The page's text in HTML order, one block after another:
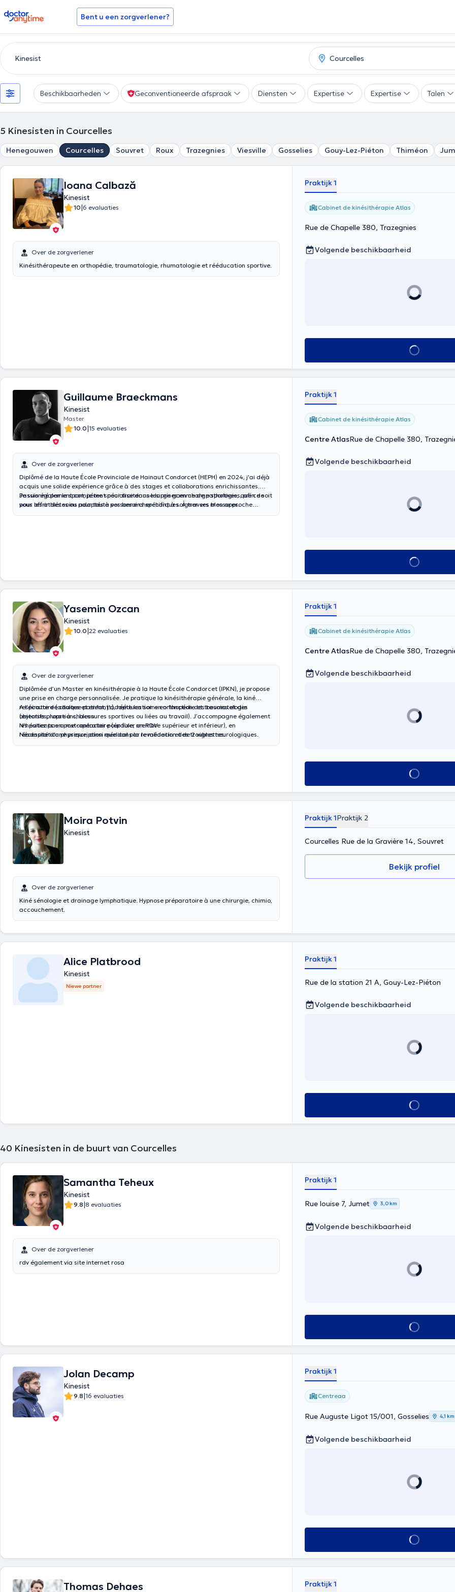
doctoranytime Bent u een zorgverlener?
Beschikbaarheden Geconventioneerde afspraak Diensten Expertise Expertise Talen
5 Kinesisten in Courcelles
Henegouwen Courcelles Souvret Roux Trazegnies Viesville Gosselies Gouy-Lez-Piéton Thiméon
Ioana Calbază
Kinesist
10|6 evaluaties
Over de zorgverlener
Kinésithérapeute en orthopédie, traumatologie, rhumatologie et rééducation sportive.
Praktijk 1
Cabinet de kinésithérapie Atlas
Rue de Chapelle 380, Trazegnies
Volgende beschikbaarheid
Alles zien
Guillaume Braeckmans
Kinesist
Master
10.0|15 evaluaties
Over de zorgverlener
Diplômé de la Haute École Provinciale de Hainaut Condorcet (HEPH) en 2024, j'ai déjà
acquis une solide expérience grâce à des stages et collaborations enrichissantes.
Passionné par le sport, je me spécialise dans les prises en charge sportives, que ce soit
pour les athlètes ou pour toute personne cherchant à soigner ses blessures.
Je suis également compétent pour traiter une large gamme de pathologies, afin de
vous offrir des soins adaptés à vos besoins spécifiques. À travers mon approche
Praktijk 1
Cabinet de kinésithérapie Atlas
Centre AtlasRue de Chapelle 380,
Volgende beschikbaarheid
Alles zien
Yasemin Ozcan
Kinesist
10.0|22 evaluaties
Over de zorgverlener
Diplômée d’un Master en kinésithérapie à la Haute École Condorcet (IPKN), je propose
une prise en charge personnalisée. Je pratique la kinésithérapie générale, la kiné
respiratoire (adultes et enfants), rééducation en orthopédie et traumatologie
(entorses, luxations, blessures sportives ou liées au travail). J’accompagne également
les patients en post-opératoire (épaule, membre supérieur et inférieur), en
réadaptation physique, ainsi que dans la revalidation des troubles neurologiques.
A l'écoute de chaque patient, j'adapte les soins en fonction des besoins et des
objectifs propre à chacun.
N'hésitez pas a me contacter pour fixer un RDV
Nécessité d'une prescription médical par le médecin et de 2 vignettes.
Praktijk 1
Cabinet de kinésithérapie Atlas
Centre AtlasRue de Chapelle 380,
Volgende beschikbaarheid
Alles zien
Moira Potvin
Kinesist
Over de zorgverlener
Kiné sénologie et drainage lymphatique. Hypnose préparatoire à une chirurgie, chimio,
accouchement.
Praktijk 1Praktijk 2
Courcelles Rue de la Gravière 14, Souvret
Bekijk profiel
Alice Platbrood
Kinesist
Niewe partner
Praktijk 1
Rue de la station 21 A, Gouy-Lez-Piéton
Volgende beschikbaarheid
Alles zien
40 Kinesisten in de buurt van Courcelles
Samantha Teheux
Kinesist
9.8|8 evaluaties
Over de zorgverlener
rdv également via site internet rosa
Praktijk 1
Rue louise 7, Jumet 3,0 km
Volgende beschikbaarheid
Alles zien
Jolan Decamp
Kinesist
9.8|16 evaluaties
Praktijk 1
Centreaa
Rue Auguste Ligot 15/001, Gosselies 4,1 km
Volgende beschikbaarheid
Alles zien
Thomas Dehaes Praktijk 1